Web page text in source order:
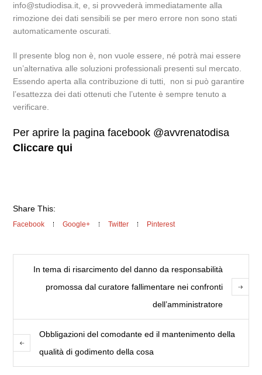
info@studiodisa.it, e, si provvederà immediatamente alla
rimozione dei dati sensibili se per mero errore non sono stati
automaticamente oscurati.
Il presente blog non è, non vuole essere, né potrà mai essere
un’alternativa alle soluzioni professionali presenti sul mercato.
Essendo aperta alla contribuzione di tutti, non si può garantire
l’esattezza dei dati ottenuti che l’utente è sempre tenuto a
verificare.
Per aprire la pagina facebook @avvrenatodisa
Cliccare qui
Share This:
Facebook Google+ Twitter Pinterest
In tema di risarcimento del danno da responsabilità
promossa dal curatore fallimentare nei confronti
dell’amministratore
Obbligazioni del comodante ed il mantenimento della
qualità di godimento della cosa